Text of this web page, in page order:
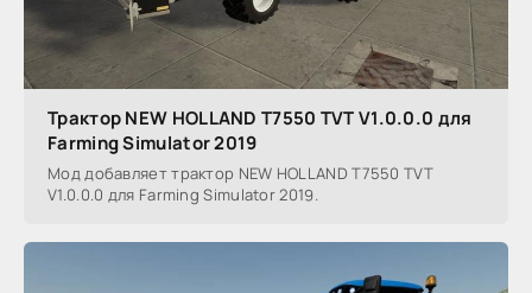
Трактор NEW HOLLAND T7550 TVT V1.0.0.0 для
Farming Simulator 2019
Мод добавляет трактор NEW HOLLAND T7550 TVT
V1.0.0.0 для Farming Simulator 2019.